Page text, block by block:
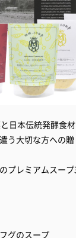
日本伝統発酵食
う大切な方への贈
プレミアムスー
グのスープ